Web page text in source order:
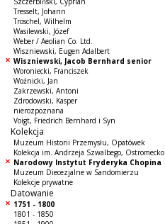
Tresselt, Johann
Troschel, Wilhelm
Wasilewski, Józef
Weber / Aeolian Co. Ltd.
Wiszniewski, Eugen Adalbert
Wiszniewski, Jacob Bernhard senior
Woroniecki, Franciszek
Woźnicki, Jan
Zakrzewski, Antoni
Zdrodowski, Kasper
nierozpoznana
Voigt, Friedrich Bernhard i Syn
Kolekcja
Muzeum Historii Przemysłu, Opatówek
Kolekcja im. Andrzeja Szwalbego, Ostromecko
Narodowy Instytut Fryderyka Chopina
Muzeum Diecezjalne w Sandomierzu
Kolekcje prywatne
Datowanie
1751 - 1800
1801 - 1850